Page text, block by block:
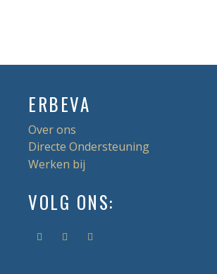
ERBEVA
Over ons
Directe Ondersteuning
Werken bij
VOLG ONS: